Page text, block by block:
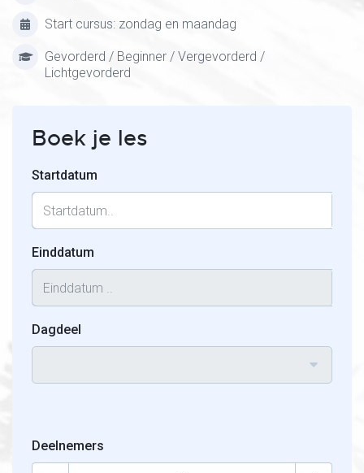
Start cursus: zondag en maandag
Gevorderd / Beginner / Vergevorderd /
Lichtgevorderd
Boek je les
Startdatum
Einddatum
Dagdeel
Deelnemers